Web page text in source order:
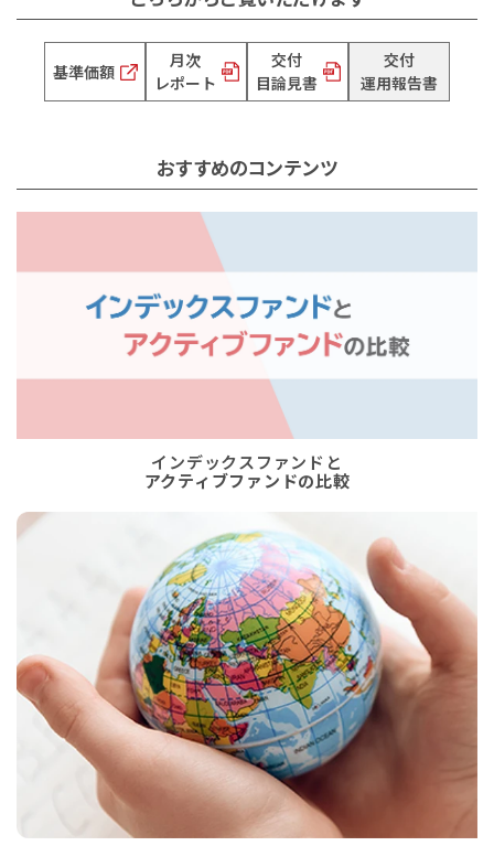
基準価額
月次
レポート
交付
目論見書
交付
運用報告書
おすすめのコンテンツ
インデックスファンドと
アクティブファンドの比較